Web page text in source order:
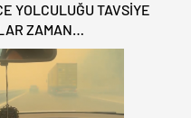
YOLCULUĞU TAVSİYE
ZAMAN